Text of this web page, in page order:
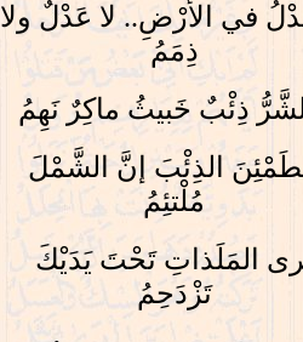
في الأرْضِ.. لا عَدْلٌ ولا
ذِمَمُ
ذِئْبٌ خَبيثُ ماكِرٌ نَهِمُ
الذِئْبَ إنَّ الشَّمْلَ
مُلْتئِمُ
المَلَذاتِ تَحْتَ يَدَيْكَ
تَزْدَحِمُ